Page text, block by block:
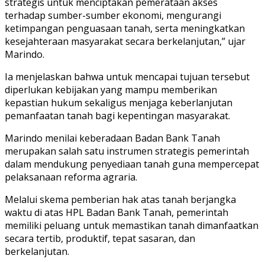
terhadap sumber-sumber ekonomi, mengurangi
ketimpangan penguasaan tanah, serta meningkatkan
kesejahteraan masyarakat secara berkelanjutan,” ujar
Marindo.
Ia menjelaskan bahwa untuk mencapai tujuan tersebut
diperlukan kebijakan yang mampu memberikan
kepastian hukum sekaligus menjaga keberlanjutan
pemanfaatan tanah bagi kepentingan masyarakat.
Marindo menilai keberadaan Badan Bank Tanah
merupakan salah satu instrumen strategis pemerintah
dalam mendukung penyediaan tanah guna mempercepat
pelaksanaan reforma agraria.
Melalui skema pemberian hak atas tanah berjangka
waktu di atas HPL Badan Bank Tanah, pemerintah
memiliki peluang untuk memastikan tanah dimanfaatkan
secara tertib, produktif, tepat sasaran, dan
berkelanjutan.